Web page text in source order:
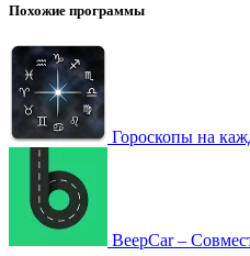
Похожие программы
Гороскопы на
BeepCar –